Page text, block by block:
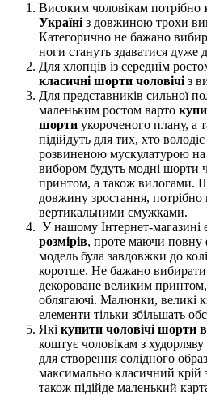
Високим чоловікам потрібно
Україніз довжиною трохи
Категорично не бажано
ноги стануть здаватися дуже
Для хлопців із середнім
класичні шорти чоловічіз
Для представників сильної
маленьким ростом варто
шорти укороченого плану, а
підійдуть для тих, хто
розвиненою мускулатурою
вибором будуть модні шорти
принтом, а також вилогами.
довжину зростання, потрібно
вертикальними смужками.
У нашому Інтернет-магазині
розмірів, проте маючи повну
модель була завдовжки до
коротше. Не бажано вибирати
декороване великим принтом,
облягаючі. Малюнки, великі
елементи тільки збільшать
Які купити чоловічі шорти
коштує чоловікам з
для створення солідного
максимально класичний
також підійде маленький